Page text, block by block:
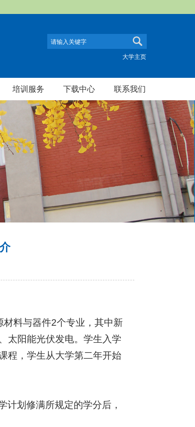
大学主页
培训服务 下载中心 联系我们
材料与器件2个专业，其中新
太阳能光伏发电。学生入学
程，学生从大学第二年开始
计划修满所规定的学分后，